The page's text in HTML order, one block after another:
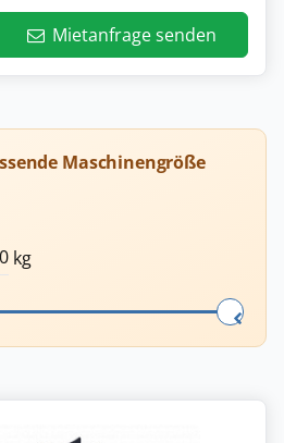
Mietanfrage senden
Maschinengröße
kg